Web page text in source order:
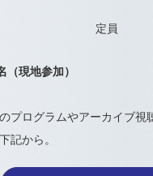
定員
（現地参加）
プログラムやアーカイブ視
記から。